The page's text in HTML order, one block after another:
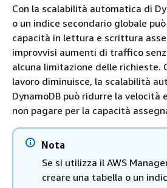
Con la scalabilità automatica di
o un indice secondario globale
capacità in lettura e scrittura
improvvisi aumenti di traffico
alcuna limitazione delle richieste.
lavoro diminuisce, la scalabilità
DynamoDB può ridurre la
non pagare per la capacità
Nota
Se si utilizza il AWS
creare una tabella o un